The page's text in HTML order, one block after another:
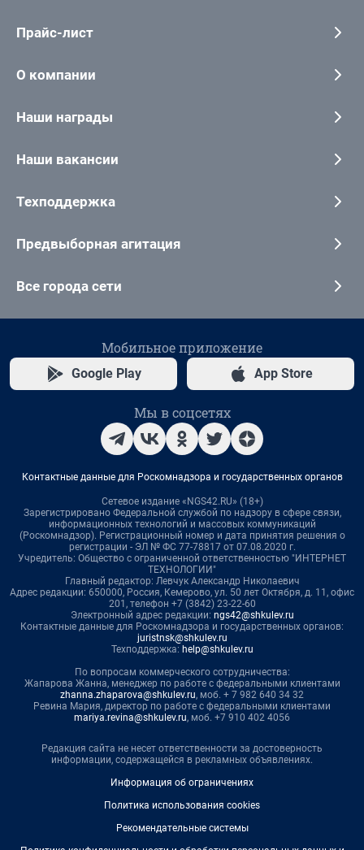
Прайс-лист
О компании
Наши награды
Наши вакансии
Техподдержка
Предвыборная агитация
Все города сети
Мобильное приложение
Google Play App Store
Мы в соцсетях
Контактные данные для Роскомнадзора и государственных органов
Сетевое издание «NGS42.RU» (18+)
Зарегистрировано Федеральной службой по надзору в сфере связи,
информационных технологий и массовых коммуникаций
(Роскомнадзор). Регистрационный номер и дата принятия решения о
регистрации - ЭЛ № ФС 77-78817 от 07.08.2020 г.
Учредитель: Общество с ограниченной ответственностью "ИНТЕРНЕТ
ТЕХНОЛОГИИ"
Главный редактор: Левчук Александр Николаевич
Адрес редакции: 650000, Россия, Кемерово, ул. 50 лет Октября, д. 11, офис
201, телефон +7 (3842) 23-22-60
Электронный адрес редакции: ngs42@shkulev.ru
Контактные данные для Роскомнадзора и государственных органов:
juristnsk@shkulev.ru
Техподдержка: help@shkulev.ru
По вопросам коммерческого сотрудничества:
Жапарова Жанна, менеджер по работе с федеральными клиентами
zhanna.zhaparova@shkulev.ru, моб. + 7 982 640 34 32
Ревина Мария, директор по работе с федеральными клиентами
mariya.revina@shkulev.ru, моб. +7 910 402 4056
Редакция сайта не несет ответственности за достоверность
информации, содержащейся в рекламных объявлениях.
Информация об ограничениях
Политика использования cookies
Рекомендательные системы